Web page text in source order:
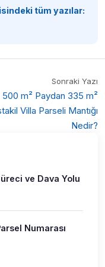
tüm yazılar:
Sonraki Yazı
500 m² Paydan 335 m²
Villa Parseli Mantığı
Nedir?
ve Dava Yolu
Numarası